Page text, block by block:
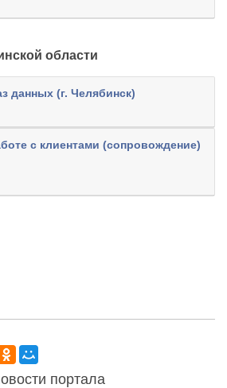
области
данных (г. Челябинск)
с клиентами (сопровождение)
портала